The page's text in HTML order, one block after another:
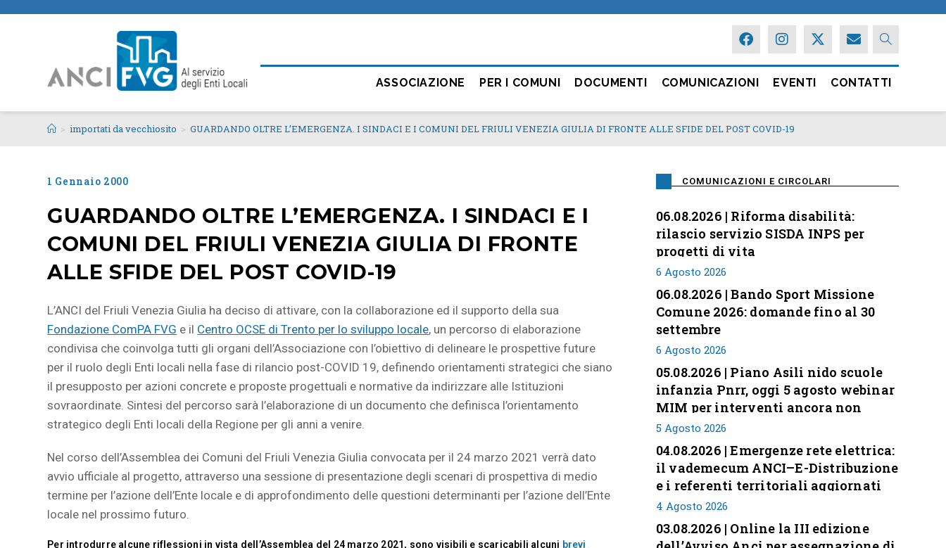
ASSOCIAZIONE PER I COMUNI DOCUMENTI COMUNICAZIONI EVENTI CONTATTI
> importati da vecchiosito > GUARDANDO OLTRE L’EMERGENZA. I SINDACI E I COMUNI DEL FRIULI VENEZIA GIULIA DI FRONTE ALLE SFIDE DEL POST COVID-19
1 Gennaio 2000
GUARDANDO OLTRE L’EMERGENZA. I SINDACI E I
COMUNI DEL FRIULI VENEZIA GIULIA DI FRONTE
ALLE SFIDE DEL POST COVID-19
L’ANCI del Friuli Venezia Giulia ha deciso di attivare, con la collaborazione ed il supporto della sua
Fondazione ComPA FVG e il Centro OCSE di Trento per lo sviluppo locale, un percorso di elaborazione
condivisa che coinvolga tutti gli organi dell’Associazione con l’obiettivo di delineare le prospettive future
per il ruolo degli Enti locali nella fase di rilancio post-COVID 19, definendo orientamenti strategici che siano
il presupposto per azioni concrete e proposte progettuali e normative da indirizzare alle Istituzioni
sovraordinate. Sintesi del percorso sarà l’elaborazione di un documento che definisca l’orientamento
strategico degli Enti locali della Regione per gli anni a venire.
Nel corso dell’Assemblea dei Comuni del Friuli Venezia Giulia convocata per il 24 marzo 2021 verrà dato
avvio ufficiale al progetto, attraverso una sessione di presentazione degli scenari di prospettiva di medio
termine per l’azione dell’Ente locale e di approfondimento delle questioni determinanti per l’azione dell’Ente
locale nel prossimo futuro.
Per introdurre alcune riflessioni in vista dell’Assemblea del 24 marzo 2021, sono visibili e scaricabili alcuni brevi
COMUNICAZIONI E CIRCOLARI
06.08.2026 | Riforma disabilità:
rilascio servizio SISDA INPS per
progetti di vita
6 Agosto 2026
06.08.2026 | Bando Sport Missione
Comune 2026: domande fino al 30
settembre
6 Agosto 2026
05.08.2026 | Piano Asili nido scuole
infanzia Pnrr, oggi 5 agosto webinar
MIM per interventi ancora non
conclusi
5 Agosto 2026
04.08.2026 | Emergenze rete elettrica:
il vademecum ANCI–E-Distribuzione
e i referenti territoriali aggiornati
4 Agosto 2026
03.08.2026 | Online la III edizione